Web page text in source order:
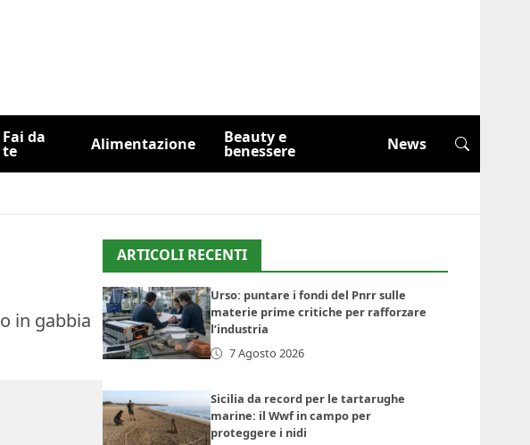
Fai da
te Alimentazione Beauty e
benessere News
in gabbia
ARTICOLI RECENTI
Urso: puntare i fondi del Pnrr sulle
materie prime critiche per rafforzare
l’industria
7 Agosto 2026
Sicilia da record per le tartarughe
marine: il Wwf in campo per
proteggere i nidi